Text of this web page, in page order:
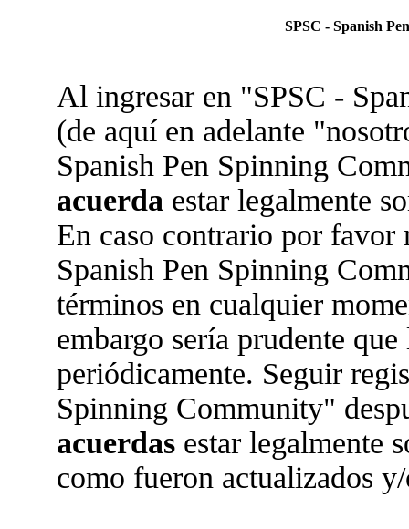
SPSC - Spanish
Al ingresar en "SPSC -
(de aquí en adelante
Spanish Pen Spinning
acuerda estar legalmente
En caso contrario por favor
Spanish Pen Spinning
términos en cualquier
embargo sería prudente
periódicamente. Seguir
Spinning Community"
acuerdas estar legalmente
como fueron actualizados